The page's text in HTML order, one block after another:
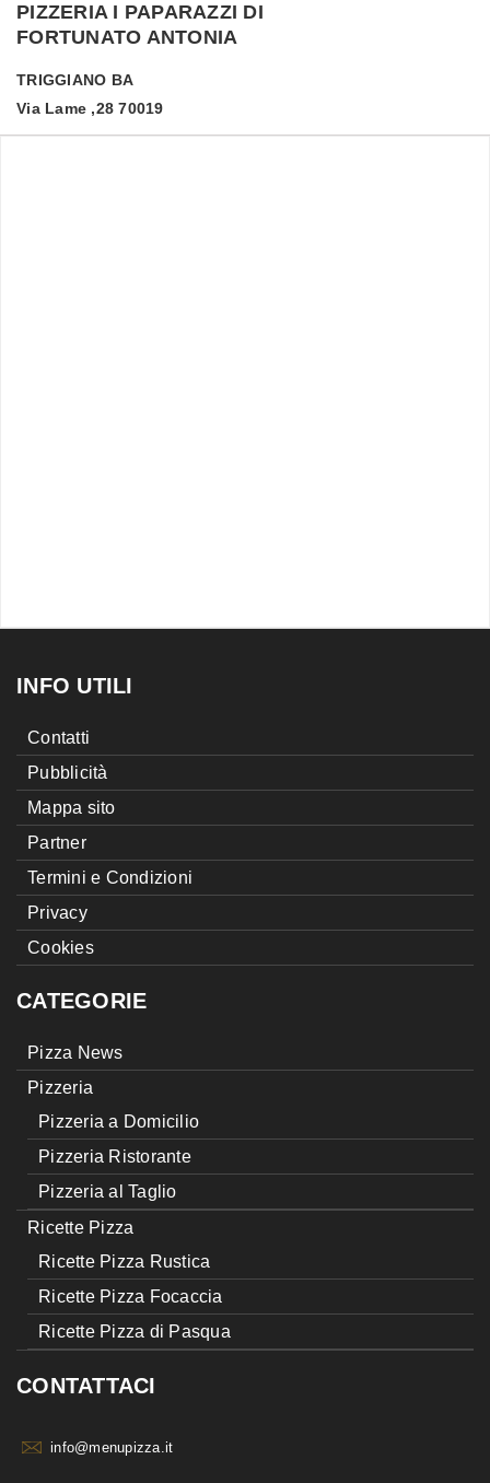
PIZZERIA I PAPARAZZI DI
FORTUNATO ANTONIA
TRIGGIANO BA
Via Lame ,28 70019
INFO UTILI
Contatti
Pubblicità
Mappa sito
Partner
Termini e Condizioni
Privacy
Cookies
CATEGORIE
Pizza News
Pizzeria
Pizzeria a Domicilio
Pizzeria Ristorante
Pizzeria al Taglio
Ricette Pizza
Ricette Pizza Rustica
Ricette Pizza Focaccia
Ricette Pizza di Pasqua
CONTATTACI
info@menupizza.it